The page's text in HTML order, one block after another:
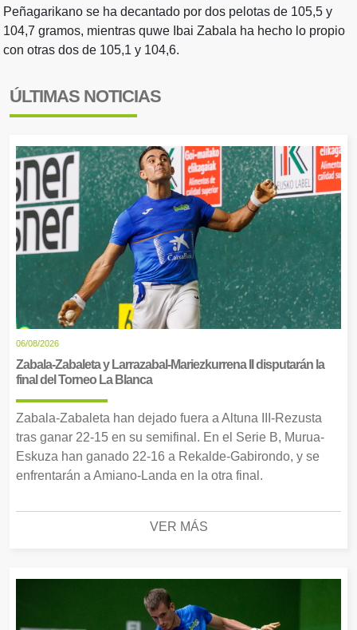
Peñagarikano se ha decantado por dos pelotas de 105,5 y
104,7 gramos, mientras quwe Ibai Zabala ha hecho lo propio
con otras dos de 105,1 y 104,6.
ÚLTIMAS NOTICIAS
06/08/2026
Zabala-Zabaleta y Larrazabal-Mariezkurrena II disputarán la
final del Torneo La Blanca
Zabala-Zabaleta han dejado fuera a Altuna III-Rezusta
tras ganar 22-15 en su semifinal. En el Serie B, Murua-
Eskuza han ganado 22-16 a Rekalde-Gabirondo, y se
enfrentarán a Amiano-Landa en la otra final.
VER MÁS